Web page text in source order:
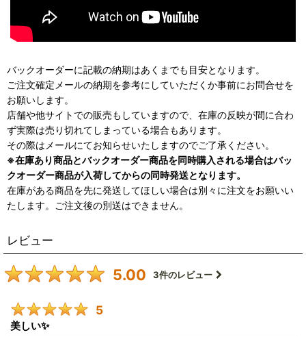
バックオーダーに記載の納期はあくまでも目安となります。
ご注文確定メールの納期を参考にしていただくか事前にお問合せを
お願いします。
店舗や他サイトでの販売もしていますので、在庫の反映が間に合わ
ず実際は売り切れてしまっている場合もあります。
その際はメールにてお知らせいたしますのでご了承ください。
※在庫あり商品とバックオーダー商品を同時購入される場合はバッ
クオーダー商品が入荷してからの同時発送となります。
在庫がある商品を先に発送してほしい場合は別々に注文をお願いい
たします。ご注文後の別送はできません。
レビュー
5.00 3件のレビュー
5
美しい✨